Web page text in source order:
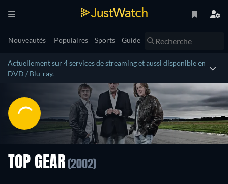
Nouveautés Populaires Sports Guide
Actuellement sur 4 services de streaming et aussi disponible en
DVD / Blu-ray.
TOP GEAR (2002)